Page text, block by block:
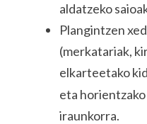
aldatzeko
Plangintzen
(merkatariak,
elkarteetako
eta
iraunkorra.